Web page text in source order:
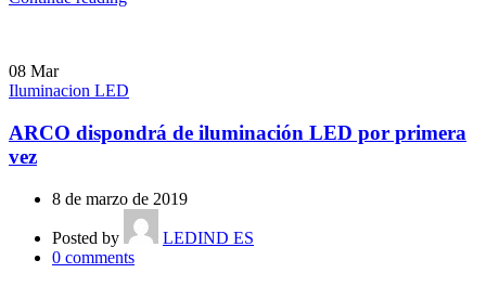
08 Mar
Iluminacion LED
ARCO dispondrá de iluminación LED por primera
vez
8 de marzo de 2019
Posted by
LEDIND ES
0 comments